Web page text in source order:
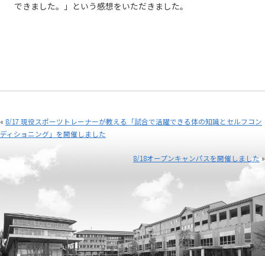
できました。」という感想をいただきました。
« 8/17 現役スポーツトレーナーが教える「試合で活躍できる体の知識とセルフコン
ディショニング」を開催しました
8/18オープンキャンパスを開催しました »